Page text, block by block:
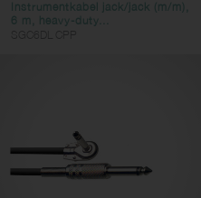
Instrumentkabel jack/jack (m/m),
6 m, heavy-duty...